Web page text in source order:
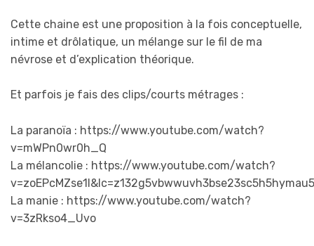
Cette chaine est une proposition à la fois conceptuelle,
intime et drôlatique, un mélange sur le fil de ma
névrose et d’explication théorique.
Et parfois je fais des clips/courts métrages :
La paranoïa : https://www.youtube.com/watch?
v=mWPn0wr0h_Q
La mélancolie : https://www.youtube.com/watch?
La manie : https://www.youtube.com/watch?
v=3zRkso4_Uvo